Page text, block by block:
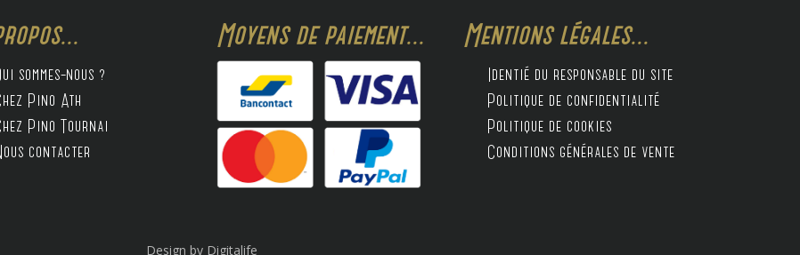
sommes-nous ?
Pino Ath
Pino Tournai
contacter
Moyens de paiement... Mentions légales...
Identié du responsable du site
Politique de confidentialité
Politique de cookies
Conditions générales de vente
Design by Digitalife